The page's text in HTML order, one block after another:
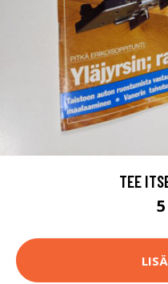
TEE